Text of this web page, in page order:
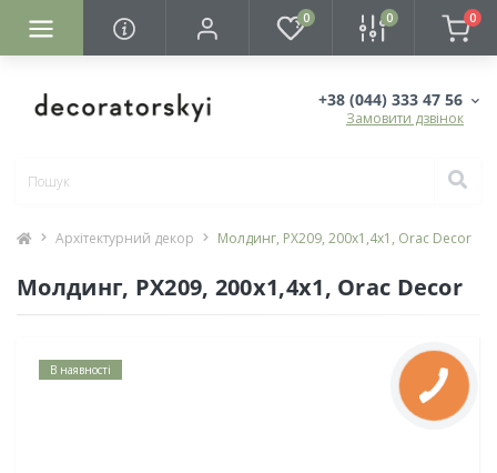
0 0 0
+38 (044) 333 47 56
Замовити дзвінок
Архітектурний декор Молдинг, PX209, 200x1,4x1, Orac Decor
Молдинг, PX209, 200x1,4x1, Orac Decor
В наявності